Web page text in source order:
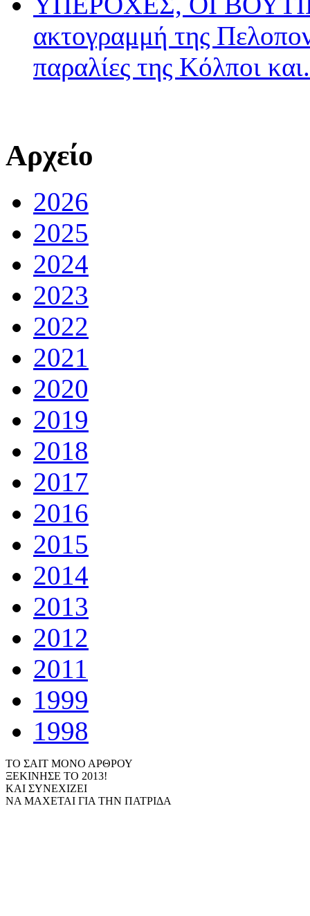
ακτογραμμή της
παραλίες της Κόλποι
Αρχείο
2026
2025
2024
2023
2022
2021
2020
2019
2018
2017
2016
2015
2014
2013
2012
2011
1999
1998
ΤΟ ΣΑΙΤ ΜΟΝΟ ΑΡΘΡΟΥ
ΞΕΚΙΝΗΣΕ ΤΟ 2013!
ΚΑΙ ΣΥΝΕΧΙΖΕΙ
ΝΑ ΜΑΧΕΤΑΙ ΓΙΑ ΤΗΝ ΠΑΤΡΙΔΑ